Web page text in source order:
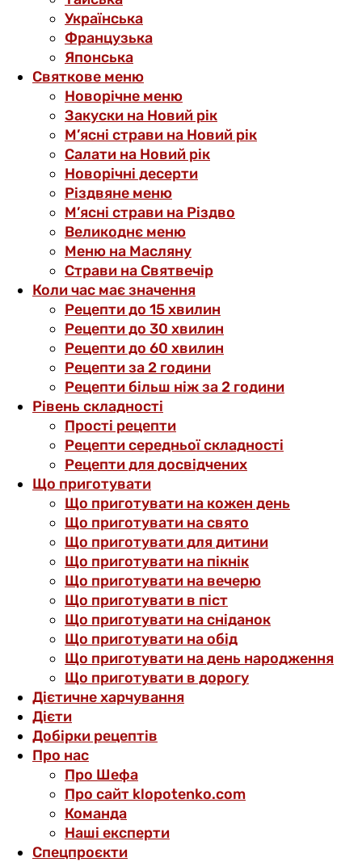
Українська
Французька
Японська
Святкове меню
Новорічне меню
Закуски на Новий рік
М’ясні страви на Новий рік
Салати на Новий рік
Новорічні десерти
Різдвяне меню
М’ясні страви на Різдво
Великоднє меню
Меню на Масляну
Страви на Святвечір
Коли час має значення
Рецепти до 15 хвилин
Рецепти до 30 хвилин
Рецепти до 60 хвилин
Рецепти за 2 години
Рецепти більш ніж за 2 години
Рівень складності
Прості рецепти
Рецепти середньої складності
Рецепти для досвідчених
Що приготувати
Що приготувати на кожен день
Що приготувати на свято
Що приготувати для дитини
Що приготувати на пікнік
Що приготувати на вечерю
Що приготувати в піст
Що приготувати на сніданок
Що приготувати на обід
Що приготувати на день народження
Що приготувати в дорогу
Дієтичне харчування
Дієти
Добірки рецептів
Про нас
Про Шефа
Про сайт klopotenko.com
Команда
Наші експерти
Спецпроєкти